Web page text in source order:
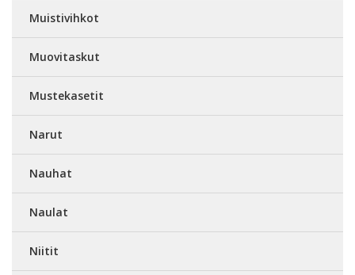
Muistivihkot
Muovitaskut
Mustekasetit
Narut
Nauhat
Naulat
Niitit